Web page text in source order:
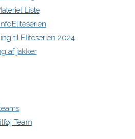
Liste
til Eliteserien 2024
af jakker
Team